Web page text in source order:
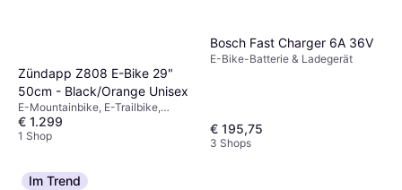
Zündapp Z808 E-Bike 29"
50cm - Black/Orange Unisex
E-Mountainbike, E-Trailbike,
Geschwindigkeit (max) 25km/h
€ 1.299
1 Shop
Bosch Fast Charger 6A 36V
E-Bike-Batterie & Ladegerät
€ 195,75
3 Shops
Im Trend